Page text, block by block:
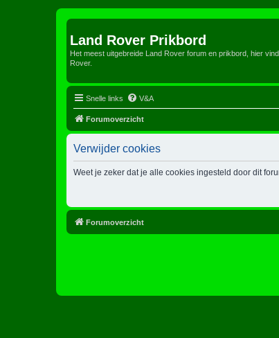
Land Rover Prikbord
Het meest uitgebreide Land Rover forum en prikbord, hier
Rover.
Snelle links V&A
Forumoverzicht
Verwijder cookies
Weet je zeker dat je alle cookies ingesteld door dit
Forumoverzicht